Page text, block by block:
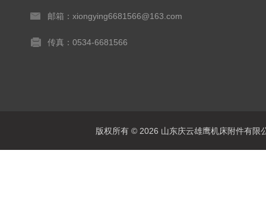
邮箱：xiongying6681566@163.com
传真：0534-6681566
版权所有 © 2026 山东庆云雄鹰机床附件有